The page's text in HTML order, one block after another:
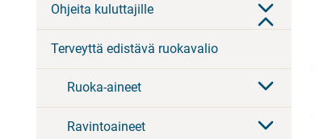
Ohjeita kuluttajille
Terveyttä edistävä ruokavalio
Ruoka-aineet
Ravintoaineet